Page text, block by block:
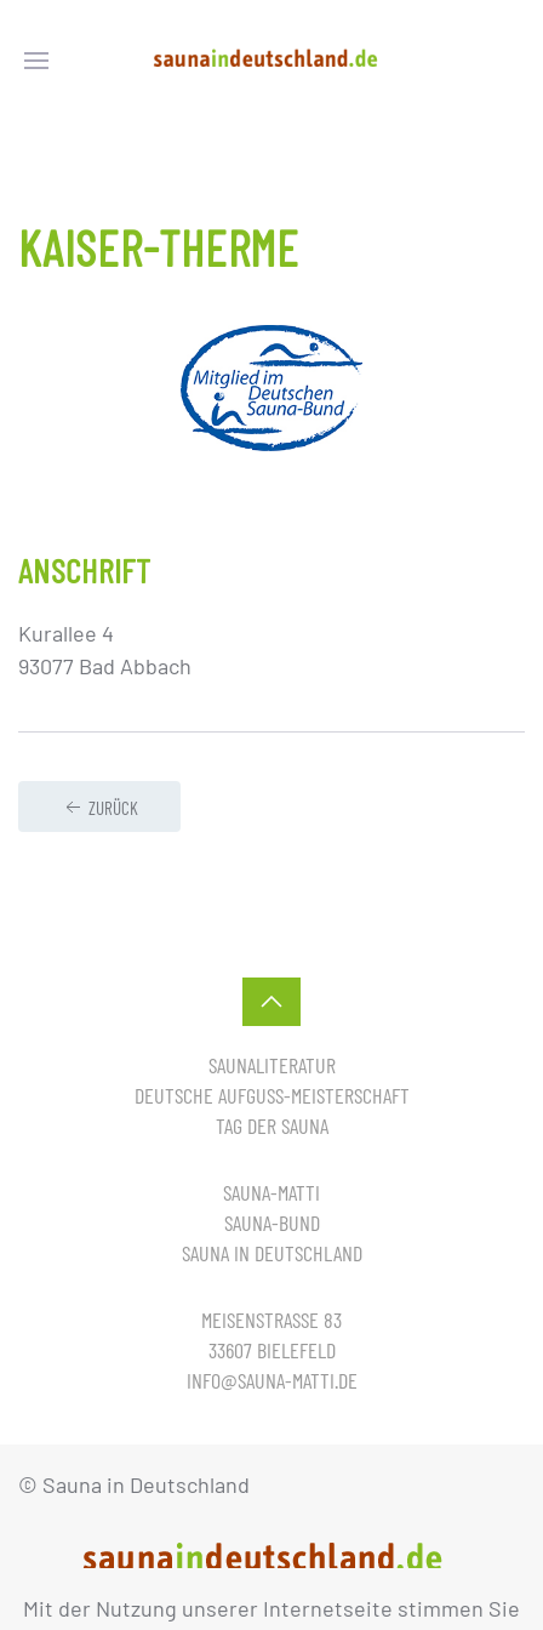
Mit der Nutzung unserer Internetseite stimmen Sie
KAISER-THERME
ANSCHRIFT
Kurallee 4
93077 Bad Abbach
ZURÜCK
SAUNALITERATUR
DEUTSCHE AUFGUSS-MEISTERSCHAFT
TAG DER SAUNA
SAUNA-MATTI
SAUNA-BUND
SAUNA IN DEUTSCHLAND
MEISENSTRASSE 83
33607 BIELEFELD
INFO@SAUNA-MATTI.DE
© Sauna in Deutschland